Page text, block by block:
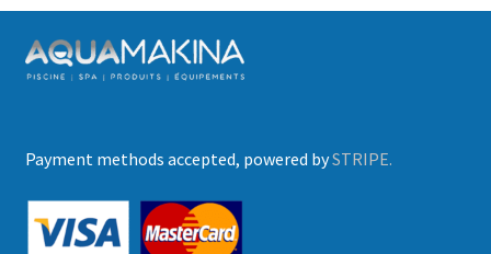
Payment methods accepted, powered bySTRIPE.